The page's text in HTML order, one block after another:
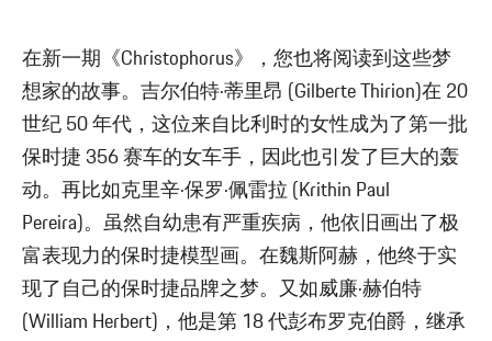
在新一期《Christophorus》，您也将阅读到这些梦
想家的故事。吉尔伯特·蒂里昂 (Gilberte Thirion)在 20
世纪 50 年代，这位来自比利时的女性成为了第一批
保时捷 356 赛车的女车手，因此也引发了巨大的轰
动。再比如克里辛·保罗·佩雷拉 (Krithin Paul
Pereira)。虽然自幼患有严重疾病，他依旧画出了极
富表现力的保时捷模型画。在魏斯阿赫，他终于实
现了自己的保时捷品牌之梦。又如威廉·赫伯特
(William Herbert)，他是第 18 代彭布罗克伯爵，继承